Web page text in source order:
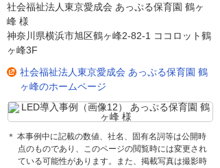
社会福祉法人東京愛成会 あっぷる保育園 鶴ヶ
峰 様
神奈川県横浜市旭区鶴ヶ峰2-82-1 ココロット鶴
ヶ峰3F
社会福祉法人東京愛成会 あっぷる保育園 鶴
ヶ峰のホームページ
＊ 本事例中に記載の数値、社名、固有名詞等は公開時
点のものであり、このページの閲覧時には変更され
ている可能性があります。また、掲載写真は撮影時